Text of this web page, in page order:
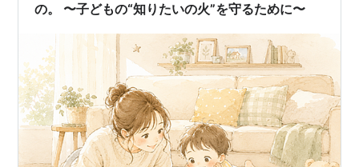
の。 〜子どもの“知りたいの火”を守るために〜